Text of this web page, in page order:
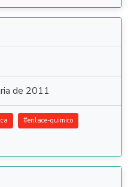
de 2011
#enlace-quimico